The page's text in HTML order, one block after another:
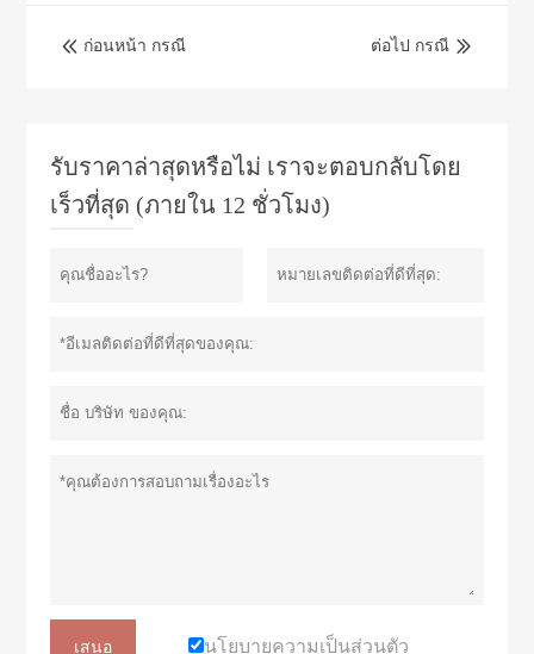
 ก่อนหน้า กรณี 
ต่อไป กรณี
รับราคาล่าสุดหรือไม่ เราจะตอบกลับโดย
เร็วที่สุด (ภายใน 12 ชั่วโมง)
เสนอ นโยบายความเป็นส่วนตัว